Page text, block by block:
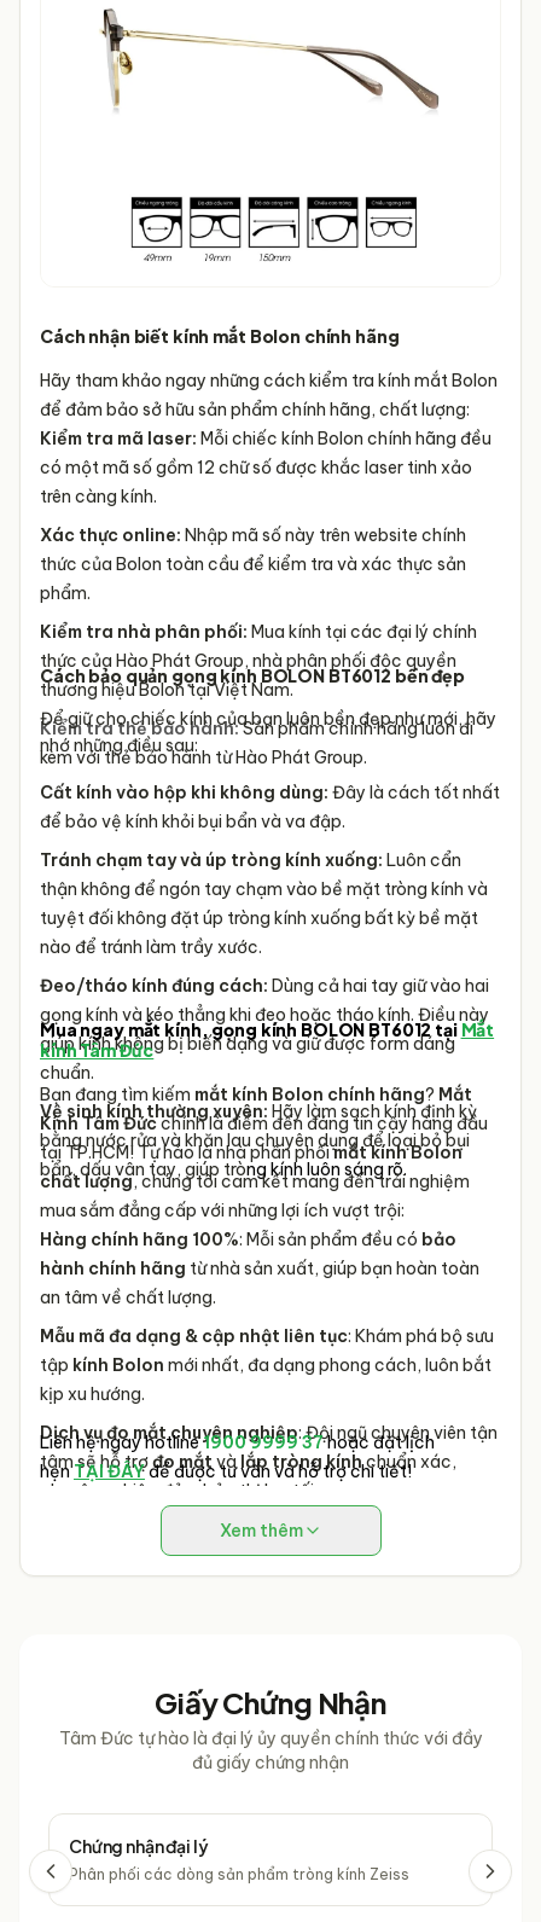
Cách nhận biết kính mắt Bolon chính hãng
Hãy tham khảo ngay những cách kiểm tra kính mắt Bolon
để đảm bảo sở hữu sản phẩm chính hãng, chất lượng:
Kiểm tra mã laser: Mỗi chiếc kính Bolon chính hãng đều
có một mã số gồm 12 chữ số được khắc laser tinh xảo
trên càng kính.
Xác thực online: Nhập mã số này trên website chính
thức của Bolon toàn cầu để kiểm tra và xác thực sản
phẩm.
Kiểm tra nhà phân phối: Mua kính tại các đại lý chính
thức của Hào Phát Group, nhà phân phối độc quyền
thương hiệu Bolon tại Việt Nam.
Kiểm tra thẻ bảo hành:Sản phẩm chính hãng luôn đi
kèm với thẻ bảo hành từ Hào Phát Group.
Cách bảo quản gọng kính BOLON BT6012 bền đẹp
Để giữ cho chiếc kính của bạn luôn bền đẹp như mới, hãy
nhớ những điều sau:
Cất kính vào hộp khi không dùng: Đây là cách tốt nhất
để bảo vệ kính khỏi bụi bẩn và va đập.
Tránh chạm tay và úp tròng kính xuống: Luôn cẩn
thận không để ngón tay chạm vào bề mặt tròng kính và
tuyệt đối không đặt úp tròng kính xuống bất kỳ bề mặt
nào để tránh làm trầy xước.
Đeo/tháo kính đúng cách: Dùng cả hai tay giữ vào hai
gọng kính và kéo thẳng khi đeo hoặc tháo kính. Điều này
giúp kính không bị biến dạng và giữ được form dáng
chuẩn.
Vệ sinh kính thường xuyên: Hãy làm sạch kính định kỳ
bằng nước rửa và khăn lau chuyên dụng để loại bỏ bụi
bẩn, dấu vân tay, giúp tròng kính luôn sáng rõ.
Mua ngay mắt kính, gọng kính BOLON BT6012 tại Mắt
kính Tâm Đức
Bạn đang tìm kiếm mắt kính Bolon chính hãng? Mắt
Kính Tâm Đứcchính là điểm đến đáng tin cậy hàng đầu
tại TP.HCM! Tự hào là nhà phân phốimắt kính Bolon
chất lượng, chúng tôi cam kết mang đến trải nghiệm
mua sắm đẳng cấp với những lợi ích vượt trội:
Hàng chính hãng 100%: Mỗi sản phẩm đều có bảo
hành chính hãng từ nhà sản xuất, giúp bạn hoàn toàn
an tâm về chất lượng.
Mẫu mã đa dạng & cập nhật liên tục: Khám phá bộ sưu
tập kính Bolon mới nhất, đa dạng phong cách, luôn bắt
kịp xu hướng.
Dịch vụ đo mắt chuyên nghiệp: Đội ngũ chuyên viên tận
tâm sẽ hỗ trợđo mắt vàlắp tròng kínhchuẩn xác,
chuyên nghiệp đảm bảo thị lực tối ưu.
Giá tốt nhất & Ưu đãi hấp dẫn: Tận hưởng
Bolon cạnh tranhcùng vô vàn chương trình khuyến mãi
Liên hệ ngay hotline1900 9999 37hoặc đặt lịch
hẹnTẠI ĐÂYđể được tư vấn và hỗ trợ chi tiết!
Xem thêm
Giấy Chứng Nhận
Tâm Đức tự hào là đại lý ủy quyền chính thức với đầy
đủ giấy chứng nhận
Chứng nhận đại lý
Phân phối các dòng sản phẩm tròng kính Zeiss